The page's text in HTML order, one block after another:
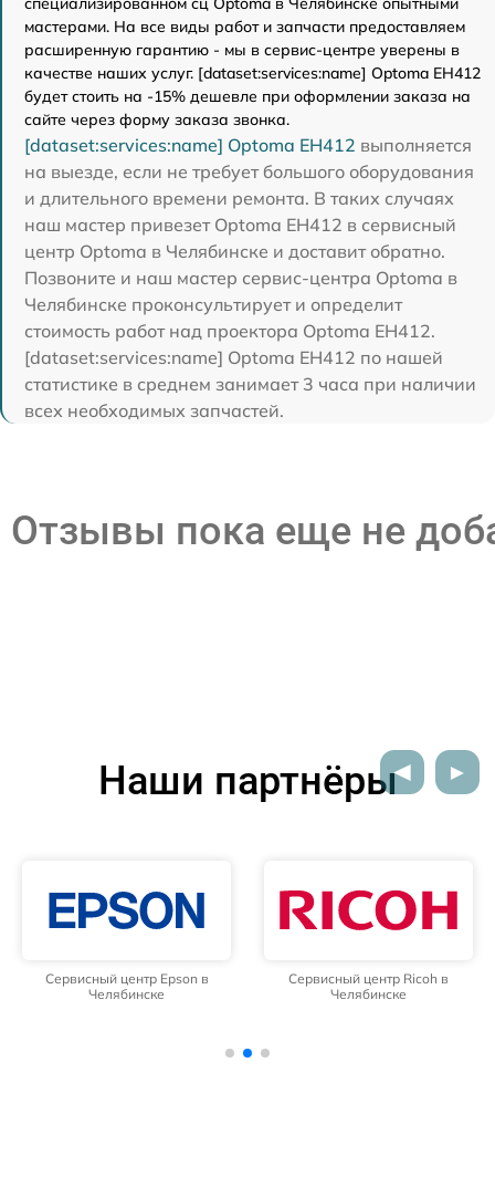
мастерами. На все виды работ и запчасти предоставляем
расширенную гарантию - мы в сервис-центре уверены в
качестве наших услуг. [dataset:services:name] Optoma EH412
будет стоить на -15% дешевле при оформлении заказа на
сайте через форму заказа звонка.
[dataset:services:name] Optoma EH412 выполняется
на выезде, если не требует большого оборудования
и длительного времени ремонта. В таких случаях
наш мастер привезет Optoma EH412 в сервисный
центр Optoma в Челябинске и доставит обратно.
Позвоните и наш мастер сервис-центра Optoma в
Челябинске проконсультирует и определит
стоимость работ над проектора Optoma EH412.
[dataset:services:name] Optoma EH412 по нашей
статистике в среднем занимает 3 часа при наличии
всех необходимых запчастей.
Отзывы пока еще не
Наши партнёры
Сервисный центр Epson в
Челябинске
Сервисный центр Ricoh в
Челябинске